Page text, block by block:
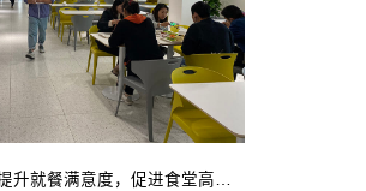
智慧食堂建设，提升就餐满意度，促进食堂高效管理